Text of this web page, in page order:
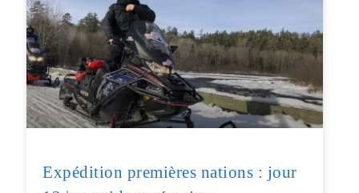
Expédition premières nations : jour